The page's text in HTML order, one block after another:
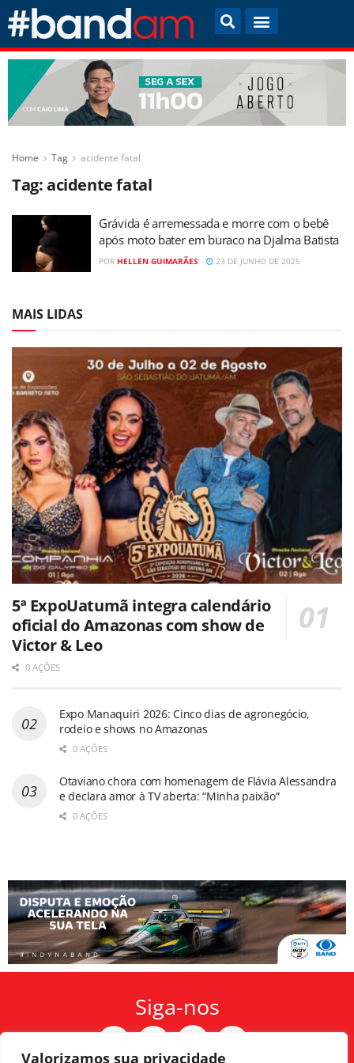
Valorizamos sua privacidade
Home Tag acidente fatal
Tag:acidente fatal
Grávida é arremessada e morre com o bebê
após moto bater em buraco na Djalma Batista
POR HELLEN GUIMARÃES 23 DE JUNHO DE 2025
MAIS LIDAS
5ª ExpoUatumã integra calendário
oficial do Amazonas com show de
Victor & Leo
0 AÇÕES
Expo Manaquiri 2026: Cinco dias de agronegócio,
rodeio e shows no Amazonas
0 AÇÕES
Otaviano chora com homenagem de Flávia Alessandra
e declara amor à TV aberta: “Minha paixão”
0 AÇÕES
Siga-nos